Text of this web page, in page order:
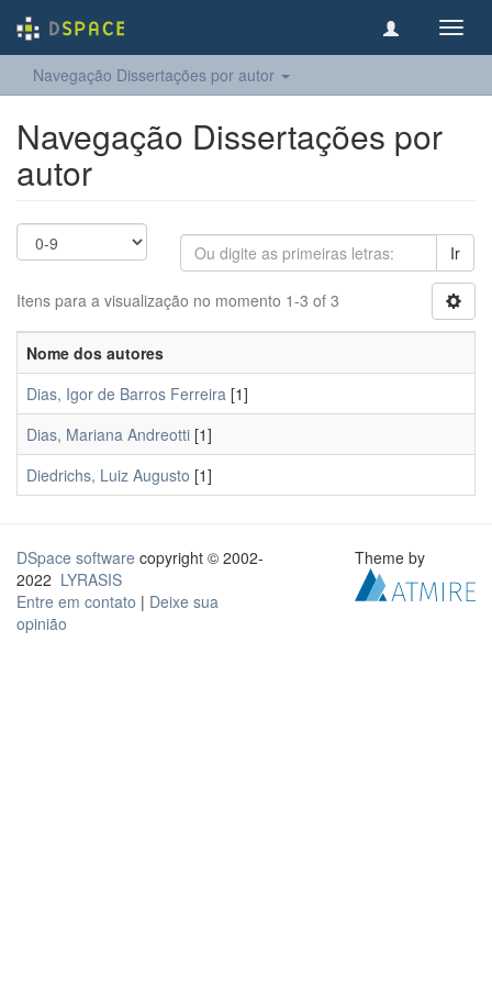
Navegação Dissertações por autor
Navegação Dissertações por
autor
Ir
Itens para a visualização no momento 1-3 of 3
Nome dos autores
Dias, Igor de Barros Ferreira [1]
Dias, Mariana Andreotti [1]
Diedrichs, Luiz Augusto [1]
DSpace software copyright © 2002-
2022 LYRASIS
Entre em contato | Deixe sua
opinião
Theme by